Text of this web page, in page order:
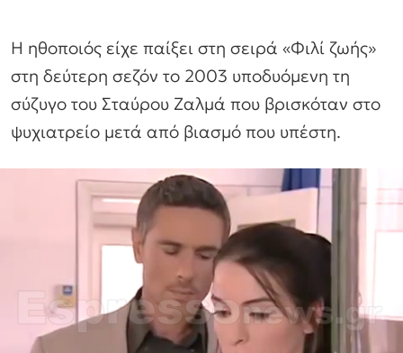
Η ηθοποιός είχε παίξει στη σειρά «Φιλί ζωής»
στη δεύτερη σεζόν το 2003 υποδυόμενη τη
σύζυγο του Σταύρου Ζαλμά που βρισκόταν στο
ψυχιατρείο μετά από βιασμό που υπέστη.